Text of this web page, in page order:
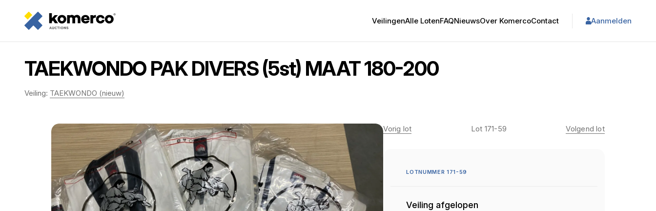
VeilingenAlle LotenFAQNieuwsOver KomercoContact Aanmelden
TAEKWONDO PAK DIVERS (5st) MAAT 180-200
Veiling: TAEKWONDO (nieuw)
Vorig lot Lot 171-59 Volgend lot
LOTNUMMER 171-59
Veiling afgelopen